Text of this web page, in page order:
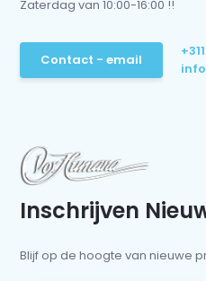
Zaterdag van 10:00-16:00 !!
Contact - email
Inschrijven
Blijf op de hoogte van nieuwe